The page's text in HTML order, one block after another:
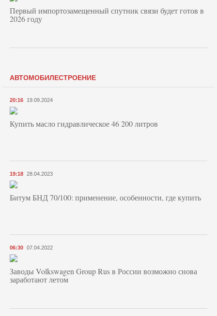
Первый импортозамещенный спутник связи будет готов в
2026 году
АВТОМОБИЛЕСТРОЕНИЕ
20:16 19.09.2024
Купить масло гидравлическое 46 200 литров
19:18 28.04.2023
Битум БНД 70/100: применение, особенности, где купить
06:30 07.04.2022
Заводы Volkswagen Group Rus в России возможно снова
заработают летом